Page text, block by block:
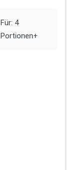
Für: 4
Portionen+